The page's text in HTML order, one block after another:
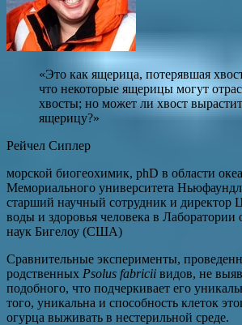
«Это как ящерица, потерявшая
что некоторые ящерицы могут
хвосты; но может ли хвост
ящерицу?»
Рейчел Сиплер
морской биогеохимик, phD в области
Мемориального университета
старший научный сотрудник и директор
воды и здоровья человека в Лаборатории
наук Бигелоу (США)
Сравнительные эксперименты,
родственных Psolus fabricii видов, не
подобного, что подчеркивает его
того, уникальна и способность клеток
огурца выживать в нестерильной среде.